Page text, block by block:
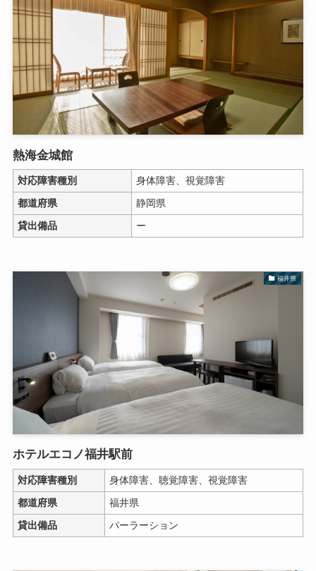
熱海金城館
対応障害種別
身体障害、視覚障害
都道府県
静岡県
貸出備品
ー
福井県
ホテルエコノ福井駅前
対応障害種別
身体障害、聴覚障害、視覚障害
都道府県
福井県
貸出備品
パーラーション